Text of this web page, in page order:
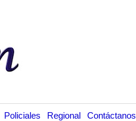
Policiales Regional Contáctanos